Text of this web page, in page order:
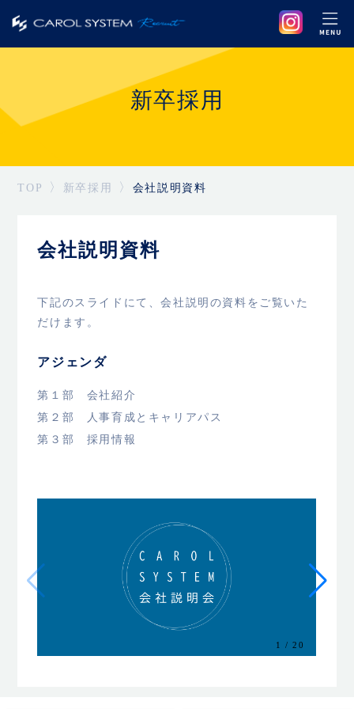
新卒採用
TOP 新卒採用 会社説明資料
会社説明資料
下記のスライドにて、会社説明の資料をご覧いた
だけます。
アジェンダ
第１部 会社紹介
第２部 人事育成とキャリアパス
第３部 採用情報
1 /20